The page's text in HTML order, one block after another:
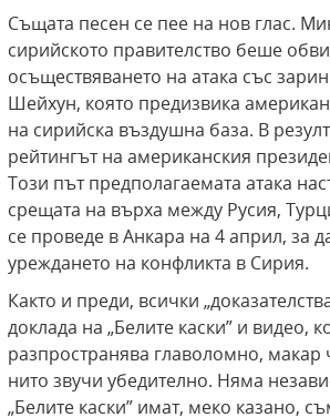
Същата песен се пее на нов глас.
сирийското правителство беше
осъществяването на атака със
Шейхун, която предизвика
на сирийска въздушна база. В
рейтингът на американския
Този път предполагаемата атака
срещата на върха между Русия,
се проведе в Анкара на 4 април, за
уреждането на конфликта в Сирия.
Както и преди, всички
доклада на „Белите каски” и видео,
разпространява главоломно, макар
нито звучи убедително. Няма
„Белите каски” имат, меко казано,